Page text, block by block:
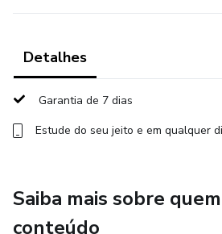
estratégica, organizada e sustentável.
Detalhes
Garantia de 7 dias
Estude do seu jeito e em qualquer
Saiba mais sobre
conteúdo